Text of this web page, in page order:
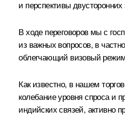
и перспективы
В ходе переговоров мы с
из важных вопросов, в
облегчающий визовый
Как известно, в нашем
колебание уровня спроса и
индийских связей, активно